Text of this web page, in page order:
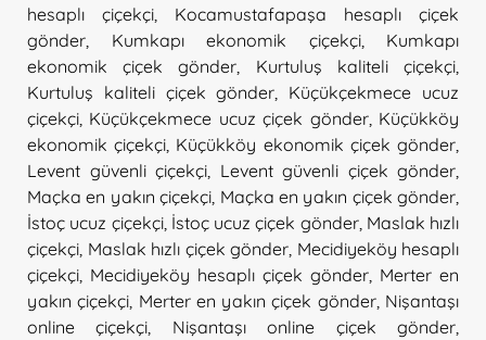
hesaplı çiçekçi
Kocamustafapaşa hesaplı çiçek
gönder
Kumkapı ekonomik çiçekçi, Kumkapı
ekonomik çiçek gönder
Kurtuluş kaliteli çiçekçi
Kurtuluş kaliteli çiçek gönder
Küçükçekmece ucuz
çiçekçi Küçükçekmece ucuz çiçek gönder, Küçükköy
ekonomik çiçekçi Küçükköy ekonomik çiçek gönder
Levent güvenli çiçekçi
Levent güvenli çiçek gönder
Maçka en yakın çiçekçi Maçka en yakın çiçek gönder
İstoç ucuz çiçekçi, İstoç ucuz çiçek gönder, Maslak hızlı
çiçekçi Maslak hızlı çiçek gönder Mecidiyeköy hesaplı
çiçekçi Mecidiyeköy hesaplı çiçek gönder Merter en
yakın çiçekçi Merter en yakın çiçek gönder, Nişantaşı
online çiçekçi
Nişantaşı online çiçek gönder